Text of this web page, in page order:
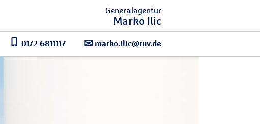
Generalagentur
Marko Ilic
0172 6811117 marko.ilic@ruv.de